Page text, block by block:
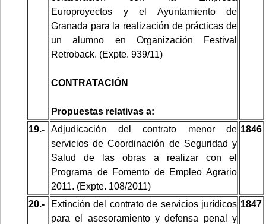
Europroyectos y el Ayuntamiento de
Granada para la realización de prácticas de
un alumno en Organización Festival
Retroback. (Expte. 939/11)
CONTRATACIÓN
Propuestas relativas a:
19.-
Adjudicación del contrato menor de
servicios de Coordinación de Seguridad y
Salud de las obras a realizar con el
Programa de Fomento de Empleo Agrario
2011. (Expte. 108/2011)
1846
20.-
Extinción del contrato de servicios jurídicos
para el asesoramiento y defensa penal y
1847